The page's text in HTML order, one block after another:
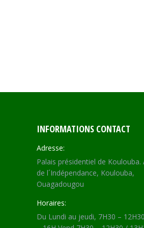
INFORMATIONS CONTACT
Adresse:
Palais présidentiel de Koulouba.
de l´Indépendance, Koulouba,
Ouagadougou
Horaires:
Du Lundi au jeudi, 7H30 –